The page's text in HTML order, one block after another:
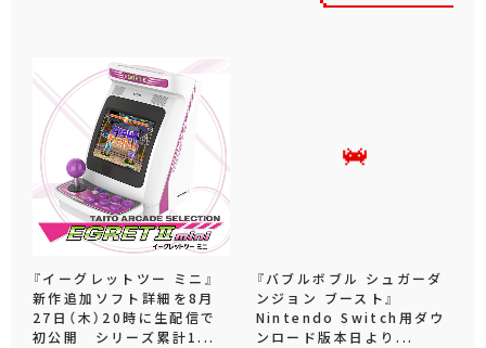
『イーグレットツー ミニ』
新作追加ソフト詳細を8月
27日（木）20時に生配信で
初公開 シリーズ累計1...
『バブルボブル シュガーダ
ンジョン ブースト』
Nintendo Switch用ダウ
ンロード版本日より...